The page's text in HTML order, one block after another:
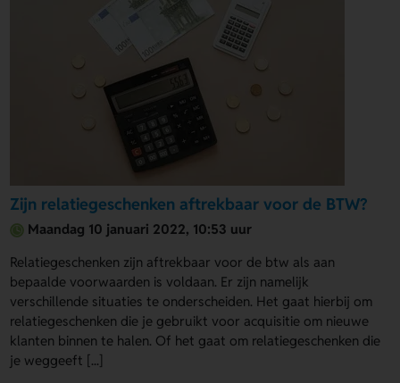
Zijn relatiegeschenken aftrekbaar voor de BTW?
Maandag 10 januari 2022, 10:53 uur
Relatiegeschenken zijn aftrekbaar voor de btw als aan
bepaalde voorwaarden is voldaan. Er zijn namelijk
verschillende situaties te onderscheiden. Het gaat hierbij om
relatiegeschenken die je gebruikt voor acquisitie om nieuwe
klanten binnen te halen. Of het gaat om relatiegeschenken die
je weggeeft [...]